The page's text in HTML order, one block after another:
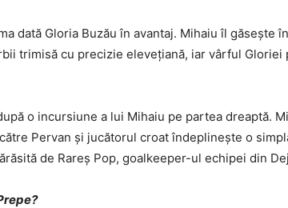
dată Gloria Buzău în avantaj. Mihaiu îl găseşte
trimisă cu precizie eleveţiană, iar vârful Gloriei
o incursiune a lui Mihaiu pe partea dreaptă.
Pervan şi jucătorul croat îndeplineşte o
de Rareş Pop, goalkeeper-ul echipei din